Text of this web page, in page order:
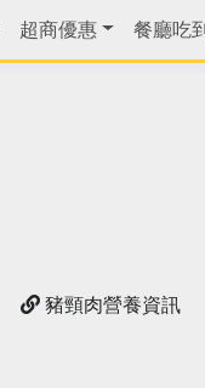
超商優惠 餐廳吃
豬頸肉營養資訊